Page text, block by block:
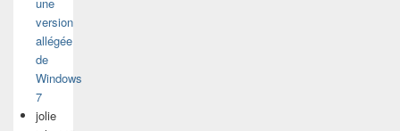
version
allégée
de
Windows
7
jolie